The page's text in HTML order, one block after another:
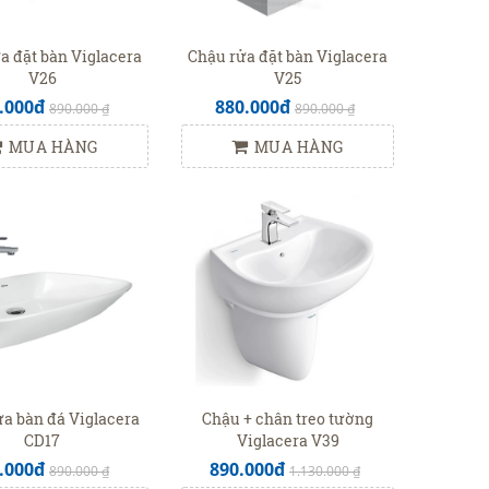
đặt bàn Viglacera
V26
890.000 ₫
MUA HÀNG
Chậu rửa đặt bàn Viglacera
V25
880.000đ 890.000 ₫
MUA HÀNG
bàn đá Viglacera
CD17
890.000 ₫
Chậu + chân treo tường
Viglacera V39
890.000đ 1.130.000 ₫